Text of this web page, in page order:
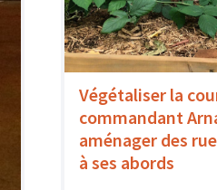
Végétaliser la
commandant
aménager des
à ses abords